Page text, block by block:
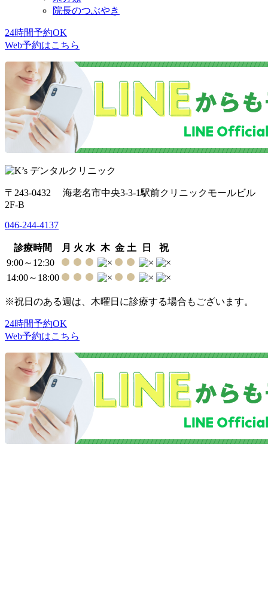
院長のつぶやき
24時間予約OK
Web予約はこちら
〒243-0432 海老名市中央3-3-1駅前クリニックモールビル
2F-B
046-244-4137
診療時間 月 火 水 木 金 土 日
祝
9:00～12:30
14:00～18:00
※祝日のある週は、木曜日に診療する場合もございます。
24時間予約OK
Web予約はこちら